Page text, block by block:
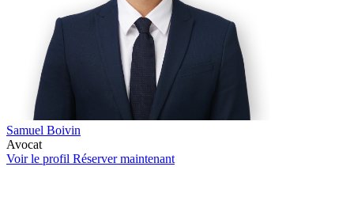
Samuel Boivin
Avocat
Voir le profil Réserver maintenant